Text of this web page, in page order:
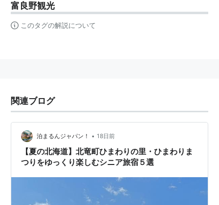
富良野観光
このタグの解説について
関連ブログ
泊まるんジャパン！ • 18日前
【夏の北海道】北竜町ひまわりの里・ひまわりま
つりをゆっくり楽しむシニア旅宿５選